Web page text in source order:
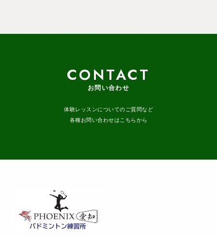
CONTACT
お問い合わせ
体験レッスンについてのご質問など
各種お問い合わせはこちらから